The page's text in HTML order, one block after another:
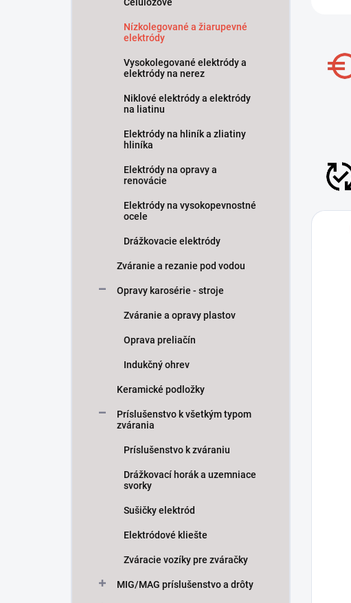
Nízkolegované a žiarupevné
elektródy
Vysokolegované elektródy a
elektródy na nerez
Niklové elektródy a elektródy
na liatinu
Elektródy na hliník a zliatiny
hliníka
Elektródy na opravy a
renovácie
Elektródy na vysokopevnostné
ocele
Drážkovacie elektródy
Zváranie a rezanie pod vodou
Opravy karosérie - stroje
Zváranie a opravy plastov
Oprava preliačín
Indukčný ohrev
Keramické podložky
Príslušenstvo k všetkým typom
zvárania
Príslušenstvo k zváraniu
Drážkovací horák a uzemniace
svorky
Sušičky elektród
Elektródové kliešte
Zváracie vozíky pre zváračky
MIG/MAG príslušenstvo a drôty